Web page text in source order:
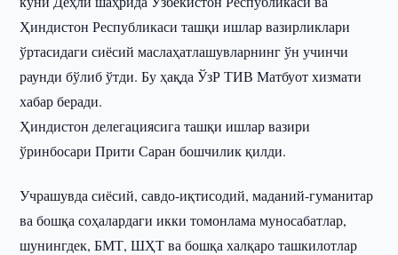
Ҳиндистон Республикаси ташқи ишлар вазирликлари
ўртасидаги сиёсий маслаҳатлашувларнинг ўн учинчи
раунди бўлиб ўтди. Бу ҳақда ЎзР ТИВ Матбуот хизмати
хабар беради.
Ҳиндистон делегациясига ташқи ишлар вазири
ўринбосари Прити Саран бошчилик қилди.
Учрашувда сиёсий, савдо-иқтисодий, маданий-гуманитар
ва бошқа соҳалардаги икки томонлама муносабатлар,
шунингдек, БМТ, ШҲТ ва бошқа халқаро ташкилотлар